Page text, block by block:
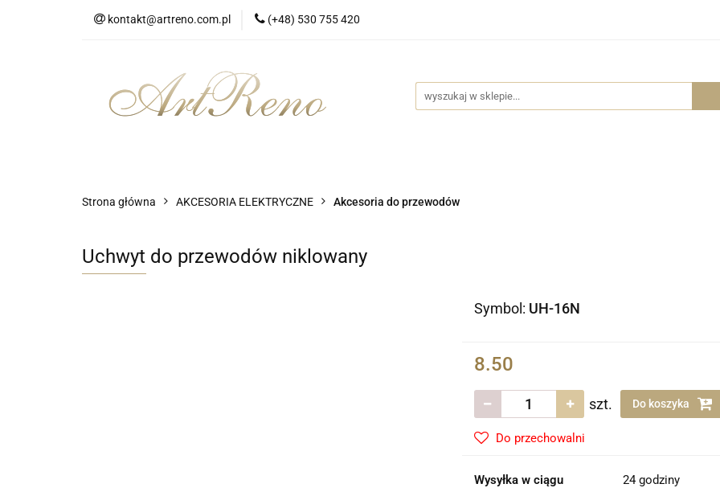
kontakt@artreno.com.pl (+48) 530 755 420
Strona główna Wszystkie kategorie
Dostawa
Strona główna AKCESORIA ELEKTRYCZNE Akcesoria do przewodów
Uchwyt do przewodów niklowany
Symbol: UH-16N
8.50
szt. Do koszyka
Do przechowalni
Wysyłka w ciągu 24 godziny